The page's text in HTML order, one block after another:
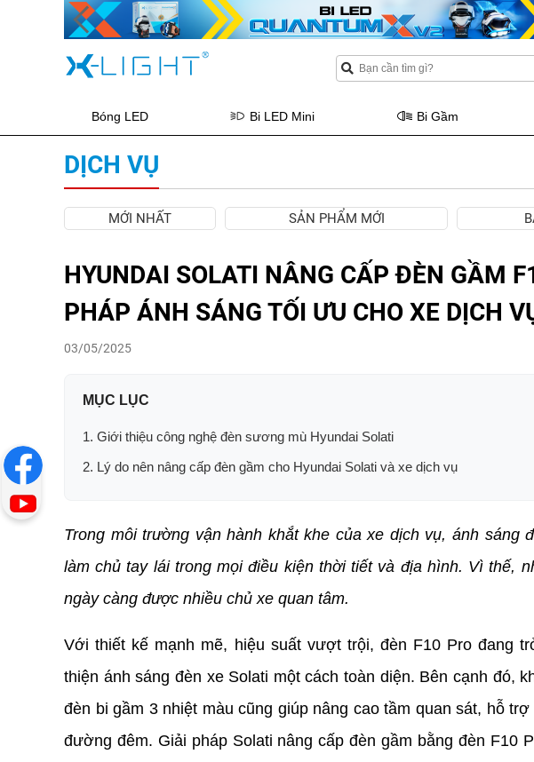
Bóng LED Bi LED Mini Bi Gầm
DỊCH VỤ
MỚI NHẤT SẢN PHẨM MỚI
HYUNDAI SOLATI NÂNG CẤP ĐÈN GẦM
PHÁP ÁNH SÁNG TỐI ƯU CHO XE DỊCH
03/05/2025
MỤC LỤC
1. Giới thiệu công nghệ đèn sương mù Hyundai Solati
2. Lý do nên nâng cấp đèn gầm cho Hyundai Solati và xe dịch vụ
Trong môi trường vận hành khắt khe của xe dịch vụ, ánh sáng
làm chủ tay lái trong mọi điều kiện thời tiết và địa hình. Vì thế,
ngày càng được nhiều chủ xe quan tâm.
Với thiết kế mạnh mẽ, hiệu suất vượt trội, đèn F10 Pro đang
thiện ánh sáng đèn xe Solati một cách toàn diện. Bên cạnh đó,
đèn bi gầm 3 nhiệt màu cũng giúp nâng cao tầm quan sát, hỗ
đường đêm. Giải pháp Solati nâng cấp đèn gầm bằng đèn F10